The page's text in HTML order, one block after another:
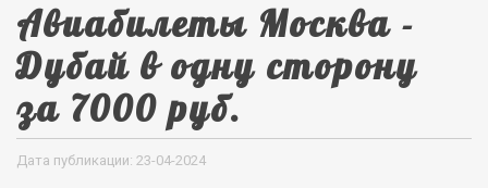
Авиабилеты Москва -
Дубай в одну сторону
за 7000 руб.
Дата публикации: 23-04-2024